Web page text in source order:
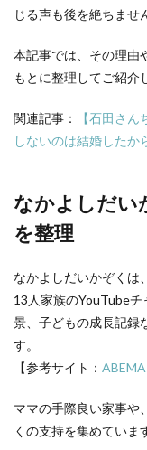
じる声も後を絶ちませ
本記事では、その理由
もとに整理してご紹介
関連記事：
【石田さ
しないのは結婚したか
なかよしだい
を整理
なかよしだいかぞくは
13人家族のYouTube
景、子どもの成長記録
す。
【参考サイト：
ママの手際良い家事や
くの支持を集めていま